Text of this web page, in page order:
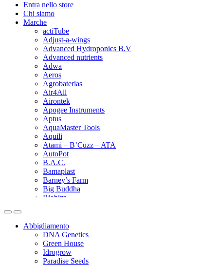
Entra nello store
Chi siamo
Marche
actiTube
Adjust-a-wings
Advanced Hydroponics B.V
Advanced nutrients
Adwa
Aeros
Agrobaterias
Air4All
Airontek
Apogee Instruments
Aptus
AquaMaster Tools
Aquili
Atami – B’Cuzz – ATA
AutoPot
B.A.C.
Bamaplast
Barney’s Farm
Big Buddha
Biobizz
Black Magic
Black Orchid
BlumaX
BSF – Bigger Stronger Faster
Bubblebags
Abbigliamento
DNA Genetics
Green House
Idrogrow
Paradise Seeds